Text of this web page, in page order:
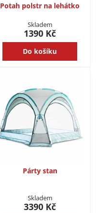
Potah polstr na lehátko
Skladem
1390 Kč
Do košíku
Párty stan
Skladem
3390 Kč